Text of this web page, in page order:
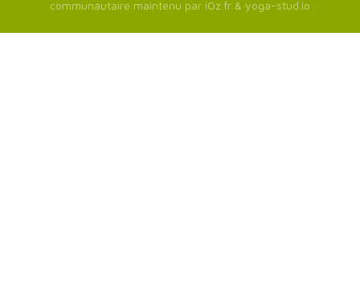
communautaire maintenu par iOz.fr & yoga-stud.io